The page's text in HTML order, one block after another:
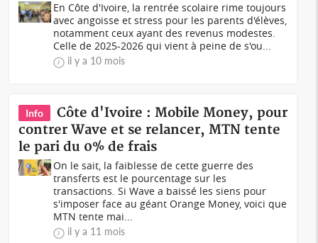
En Côte d'Ivoire, la rentrée scolaire rime toujours
avec angoisse et stress pour les parents d'élèves,
notamment ceux ayant des revenus modestes.
Celle de 2025-2026 qui vient à peine de s'ou...
il y a 10 mois
Info
Côte d'Ivoire : Mobile Money, pour
contrer Wave et se relancer, MTN tente
le pari du 0% de frais
On le sait, la faiblesse de cette guerre des
transferts est le pourcentage sur les
transactions. Si Wave a baissé les siens pour
s'imposer face au géant Orange Money, voici que
MTN tente mai...
il y a 11 mois